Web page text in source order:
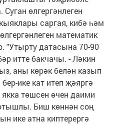
өлгергәнлеген
саргая, кибә һәм
математик
"Утырту датасына 70-90
итте бакчачы. - Ләкин
аны көрәк белән казып
ике кат итеп җәяргә
төшсен өчен даими
Биш көннән соң
ике атна киптерергә